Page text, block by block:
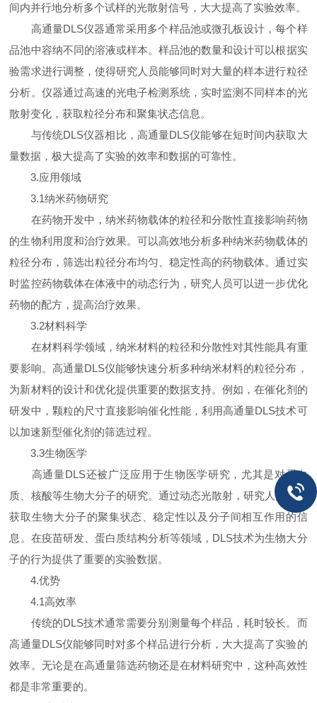
间内并行地分析多个试样的光散射信号，大大提高了实验效率。
高通量DLS仪器通常采用多个样品池或微孔板设计，每个样
品池中容纳不同的溶液或样本。样品池的数量和设计可以根据实
验需求进行调整，使得研究人员能够同时对大量的样本进行粒径
分析。仪器通过高速的光电子检测系统，实时监测不同样本的光
散射变化，获取粒径分布和聚集状态信息。
与传统DLS仪器相比，高通量DLS仪能够在短时间内获取大
量数据，极大提高了实验的效率和数据的可靠性。
3.应用领域
3.1纳米药物研究
在药物开发中，纳米药物载体的粒径和分散性直接影响药物
的生物利用度和治疗效果。可以高效地分析多种纳米药物载体的
粒径分布，筛选出粒径分布均匀、稳定性高的药物载体。通过实
时监控药物载体在体液中的动态行为，研究人员可以进一步优化
药物的配方，提高治疗效果。
3.2材料科学
在材料科学领域，纳米材料的粒径和分散性对其性能具有重
要影响。高通量DLS仪能够快速分析多种纳米材料的粒径分布，
为新材料的设计和优化提供重要的数据支持。例如，在催化剂的
研发中，颗粒的尺寸直接影响催化性能，利用高通量DLS技术可
以加速新型催化剂的筛选过程。
3.3生物医学
高通量DLS还被广泛应用于生物医学研究，尤其是对蛋白
质、核酸等生物大分子的研究。通过动态光散射，研究人员能够
获取生物大分子的聚集状态、稳定性以及分子间相互作用的信
息。在疫苗研发、蛋白质结构分析等领域，DLS技术为生物大分
子的行为提供了重要的实验数据。
4.优势
4.1高效率
传统的DLS技术通常需要分别测量每个样品，耗时较长。而
高通量DLS仪能够同时对多个样品进行分析，大大提高了实验的
效率。无论是在高通量筛选药物还是在材料研究中，这种高效性
都是非常重要的。